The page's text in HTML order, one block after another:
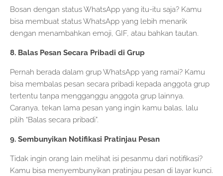
Bosan dengan status WhatsApp yang itu-itu saja? Kamu
bisa membuat status WhatsApp yang lebih menarik
dengan menambahkan emoji, GIF, atau bahkan tautan.
8. Balas Pesan Secara Pribadi di Grup
Pernah berada dalam grup WhatsApp yang ramai? Kamu
bisa membalas pesan secara pribadi kepada anggota grup
tertentu tanpa mengganggu anggota grup lainnya.
Caranya, tekan lama pesan yang ingin kamu balas, lalu
pilih “Balas secara pribadi”.
9. Sembunyikan Notifikasi Pratinjau Pesan
Tidak ingin orang lain melihat isi pesanmu dari notifikasi?
Kamu bisa menyembunyikan pratinjau pesan di layar kunci.